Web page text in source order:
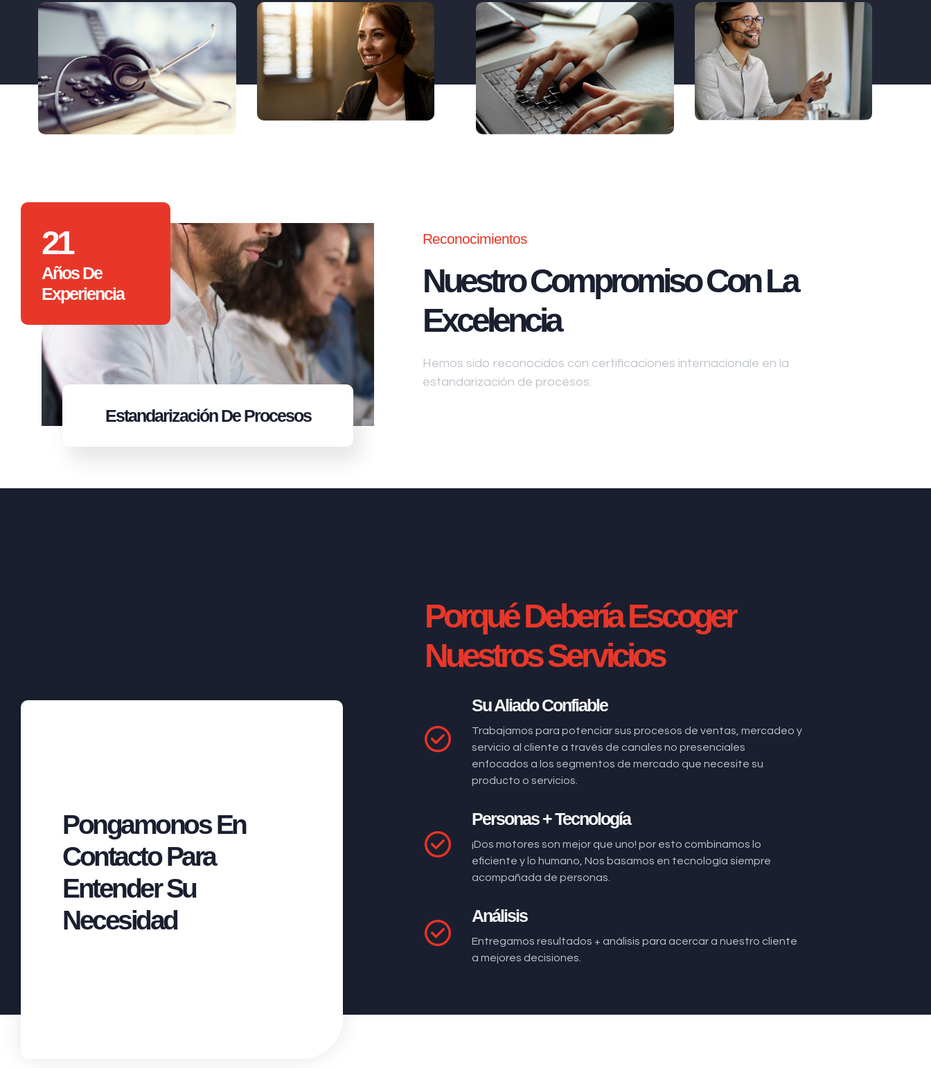
21
Años De
Experiencia
EstandarizaciónDe Procesos
Reconocimientos
Nuestro Compromiso Con La
Excelencia
Hemos sido reconocidos con certificaciones internacionale en la
estandarización de procesos:
Pongamonos En
Contacto Para
Entender Su
Necesidad
Porqué Debería Escoger
Nuestros Servicios
Su Aliado Confiable
Trabajamos para potenciar sus procesos de ventas, mercadeo y
servicio al cliente a través de canales no presenciales
enfocados a los segmentos de mercado que necesite su
producto o servicios.
Personas + Tecnología
¡Dos motores son mejor que uno! por esto combinamos lo
eficiente y lo humano, Nos basamos en tecnología siempre
acompañada de personas.
Análisis
Entregamos resultados + análisis para acercar a nuestro cliente
a mejores decisiones.